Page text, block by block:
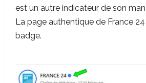
est un autre indicateur de son
La page authentique de France
badge.